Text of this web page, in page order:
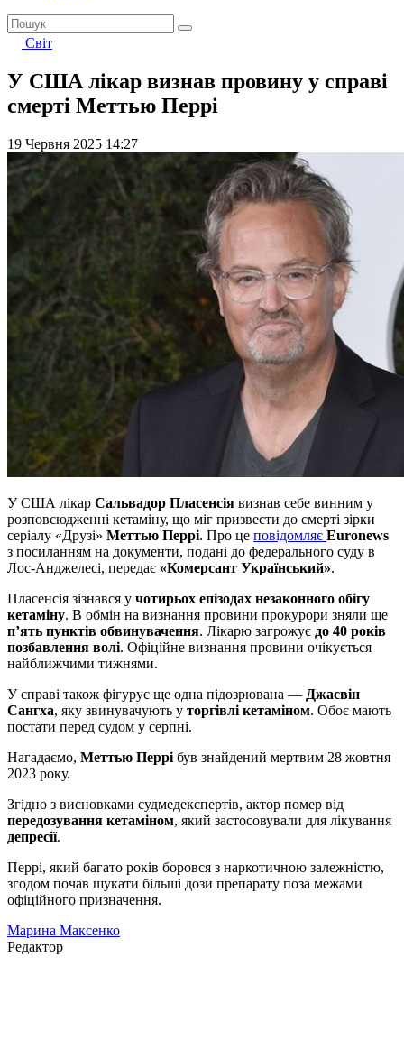
Світ
У США лікар визнав провину у справі
смерті Меттью Перрі
19 Червня 2025 14:27
У США лікар Сальвадор Пласенсія визнав себе винним у
розповсюдженні кетаміну, що міг призвести до смерті зірки
серіалу «Друзі» Меттью Перрі. Про це повідомляє Euronews
з посиланням на документи, подані до федерального суду в
Лос-Анджелесі, передає «Комерсант Український».
Пласенсія зізнався у чотирьох епізодах незаконного обігу
кетаміну. В обмін на визнання провини прокурори зняли ще
п’ять пунктів обвинувачення. Лікарю загрожує до 40 років
позбавлення волі. Офіційне визнання провини очікується
найближчими тижнями.
У справі також фігурує ще одна підозрювана — Джасвін
Сангха, яку звинувачують у торгівлі кетаміном. Обоє мають
постати перед судом у серпні.
Нагадаємо, Меттью Перрі був знайдений мертвим 28 жовтня
2023 року.
Згідно з висновками судмедекспертів, актор помер від
передозування кетаміном, який застосовували для лікування
депресії.
Перрі, який багато років боровся з наркотичною залежністю,
згодом почав шукати більші дози препарату поза межами
офіційного призначення.
Марина Максенко
Редактор